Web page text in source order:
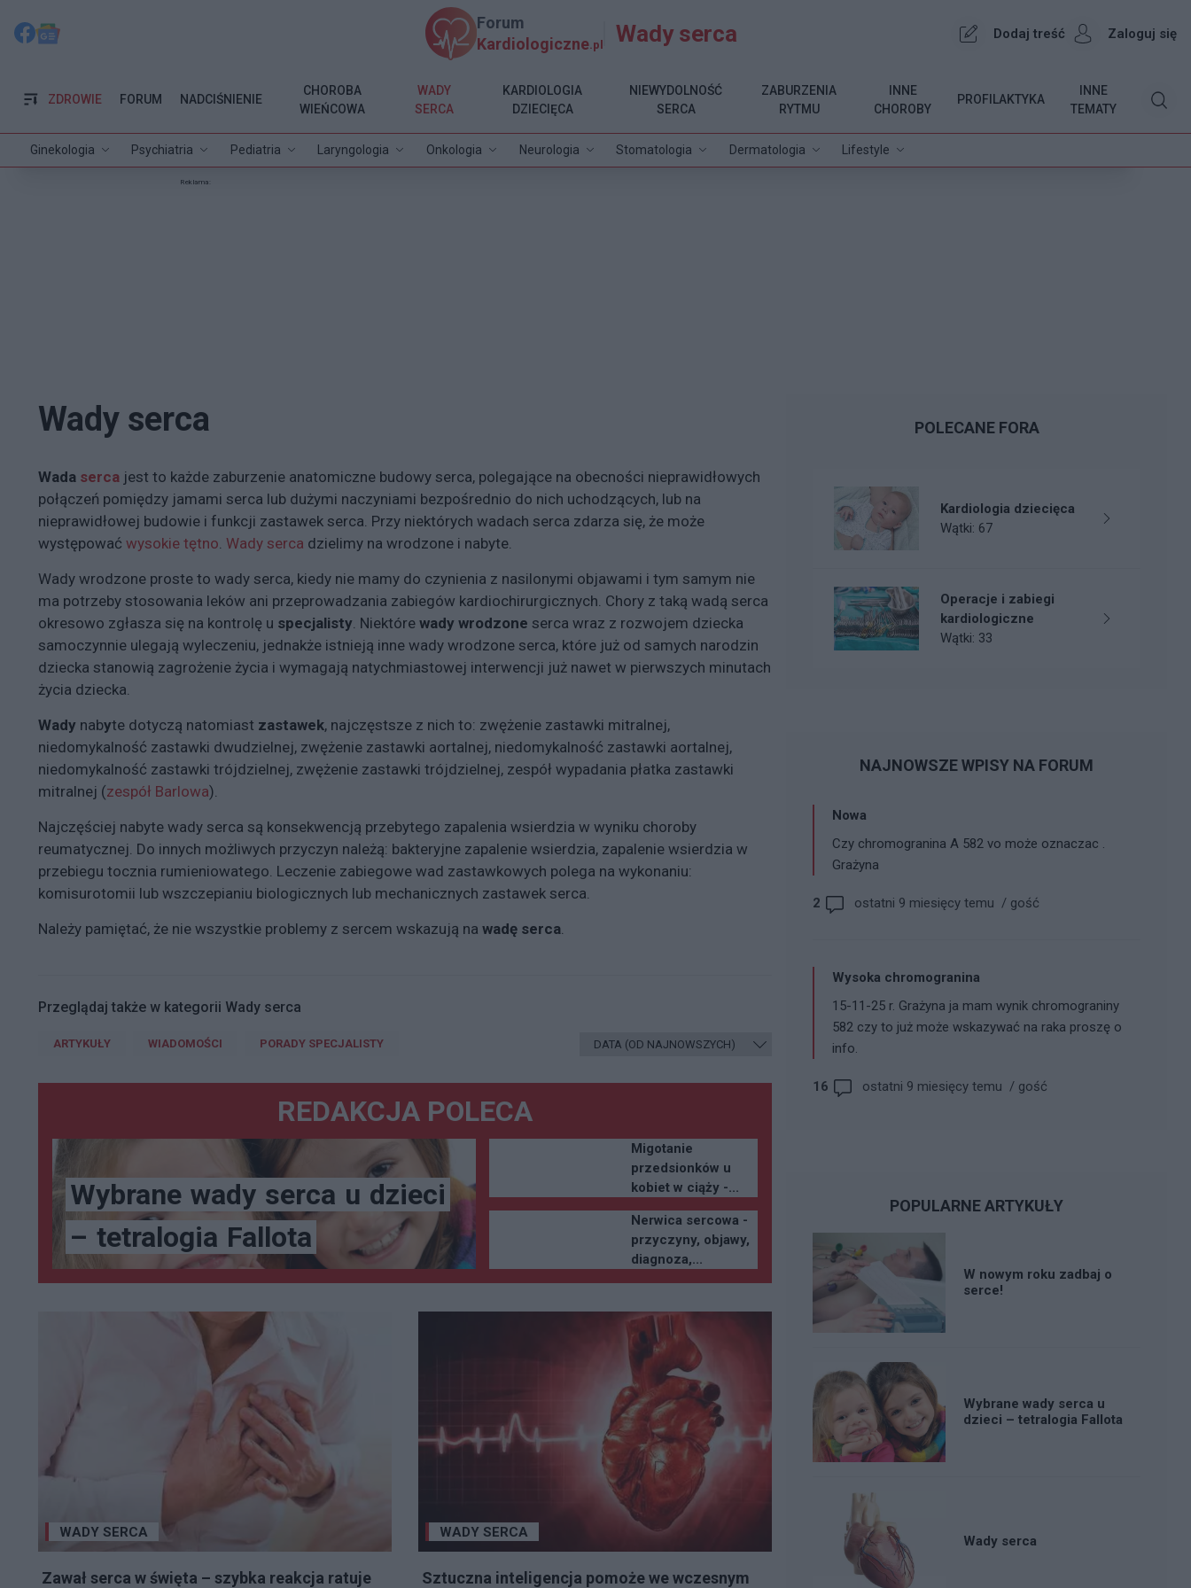
Forum
Kardiologiczne.pl Wady serca Dodaj treść Zaloguj się
ZDROWIE
Ginekologia Psychiatria Pediatria Laryngologia Onkologia Neurologia Stomatologia Dermatologia Lifestyle
FORUM NADCIŚNIENIE
CHOROBA
WIEŃCOWA
WADY
SERCA
KARDIOLOGIA
DZIECIĘCA
NIEWYDOLNOŚĆ
SERCA
ZABURZENIA
RYTMU
INNE
CHOROBY
PROFILAKTYKA
INNE
TEMATY
Reklama:
Wady serca
Wada serca jest to każde zaburzenie anatomiczne budowy serca, polegające na obecności nieprawidłowych
połączeń pomiędzy jamami serca lub dużymi naczyniami bezpośrednio do nich uchodzących, lub na
nieprawidłowej budowie i funkcji zastawek serca. Przy niektórych wadach serca zdarza się, że może
występować wysokie tętno Wady serca dzielimy na wrodzone i nabyte.
Wady wrodzone proste to wady serca, kiedy nie mamy do czynienia z nasilonymi objawami i tym samym nie
ma potrzeby stosowania leków ani przeprowadzania zabiegów kardiochirurgicznych. Chory z taką wadą serca
okresowo zgłasza się na kontrolę u specjalisty . Niektóre wady wrodzone serca wraz z rozwojem dziecka
samoczynnie ulegają wyleczeniu, jednakże istnieją inne wady wrodzone serca, które już od samych narodzin
dziecka stanowią zagrożenie życia i wymagają natychmiastowej interwencji już nawet w pierwszych minutach
życia dziecka.
Wady nabyte dotyczą natomiast zastawek, najczęstsze z nich to: zwężenie zastawki mitralnej,
niedomykalność zastawki dwudzielnej, zwężenie zastawki aortalnej, niedomykalność zastawki aortalnej,
niedomykalność zastawki trójdzielnej, zwężenie zastawki trójdzielnej, zespół wypadania płatka zastawki
mitralnej (zespół Barlowa).
Najczęściej nabyte wady serca są konsekwencją przebytego zapalenia wsierdzia w wyniku choroby
reumatycznej. Do innych możliwych przyczyn należą: bakteryjne zapalenie wsierdzia, zapalenie wsierdzia w
przebiegu tocznia rumieniowatego. Leczenie zabiegowe wad zastawkowych polega na wykonaniu:
komisurotomii lub wszczepianiu biologicznych lub mechanicznych zastawek serca.
Należy pamiętać, że nie wszystkie problemy z sercem wskazują na wadę serca
Przeglądaj także w kategorii Wady serca
ARTYKUŁY WIADOMOŚCI PORADY SPECJALISTY
REDAKCJA POLECA
Wybrane wady serca u dzieci
– tetralogia Fallota
Migotanie
przedsionków u
kobiet w ciąży -...
Nerwica sercowa -
przyczyny, objawy,
diagnoza,...
WADY SERCA
Zawał serca w święta – szybka reakcja ratuje
WADY SERCA
Sztuczna inteligencja pomoże we wczesnym
POLECANE FORA
Kardiologia dziecięca
Wątki: 67
Operacje i zabiegi
kardiologiczne
Wątki: 33
NAJNOWSZE WPISY NA FORUM
Nowa
Czy chromogranina A 582 vo może oznaczac .
Grażyna
2 ostatni 9 miesięcy temu / gość
Wysoka chromogranina
15-11-25 r. Grażyna ja mam wynik chromograniny
582 czy to już może wskazywać na raka proszę o
info.
16 ostatni 9 miesięcy temu / gość
POPULARNE ARTYKUŁY
W nowym roku zadbaj o
serce!
Wybrane wady serca u
dzieci – tetralogia Fallota
Wady serca